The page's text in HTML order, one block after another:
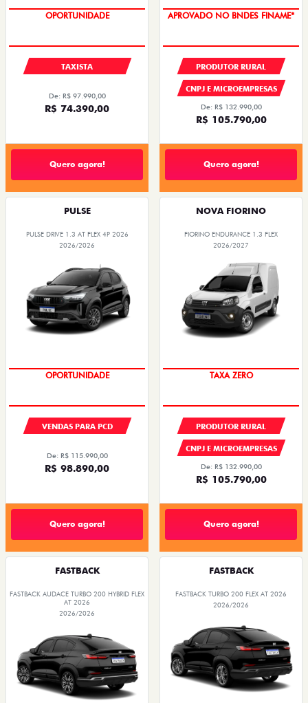
OPORTUNIDADE
TAXISTA
De: R$ 97.990,00
R$ 74.390,00
Quero agora!
APROVADO NO BNDES FINAME*
PRODUTOR RURAL
CNPJ E MICROEMPRESAS
De: R$ 132.990,00
R$ 105.790,00
Quero agora!
PULSE
PULSE DRIVE 1.3 AT FLEX 4P 2026
2026/2026
OPORTUNIDADE
VENDAS PARA PCD
De: R$ 115.990,00
R$ 98.890,00
Quero agora!
NOVA FIORINO
FIORINO ENDURANCE 1.3 FLEX
2026/2027
TAXA ZERO
PRODUTOR RURAL
CNPJ E MICROEMPRESAS
De: R$ 132.990,00
R$ 105.790,00
Quero agora!
FASTBACK
FASTBACK AUDACE TURBO 200 HYBRID FLEX
AT 2026
2026/2026
FASTBACK
FASTBACK TURBO 200 FLEX AT 2026
2026/2026